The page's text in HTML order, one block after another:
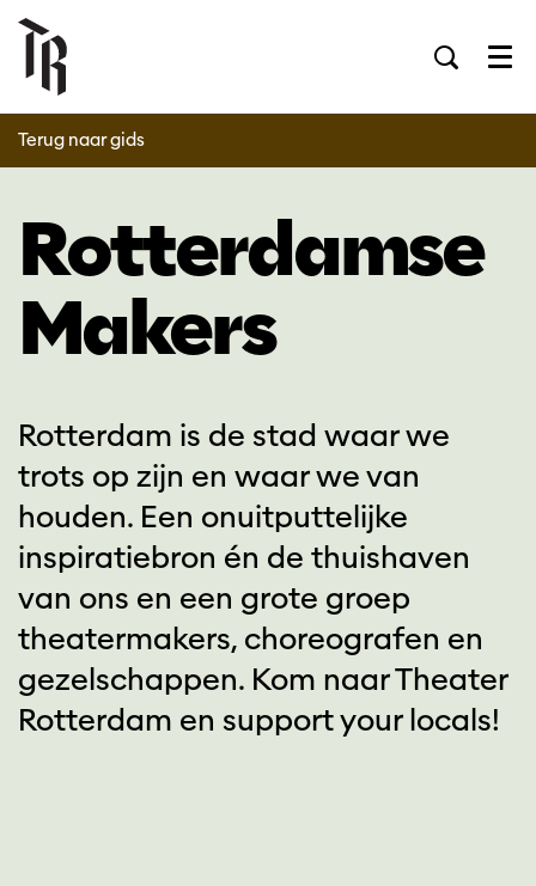
Terug naar gids
Rotterdamse
Makers
Rotterdam is de stad waar we
trots op zijn en waar we van
houden. Een onuitputtelijke
inspiratiebron én de thuishaven
van ons en een grote groep
theatermakers, choreografen en
gezelschappen. Kom naar Theater
Rotterdam en support your locals!